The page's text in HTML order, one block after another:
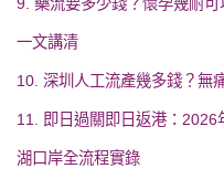
一文講清
10. 深圳人工流產幾多錢？無
11. 即日過關即日返港：
湖口岸全流程實錄